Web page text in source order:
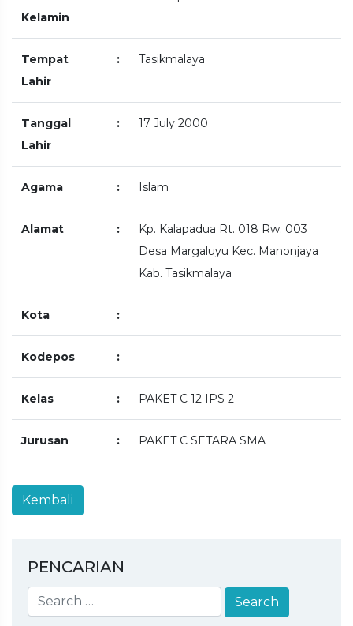
Kelamin
Tempat
Lahir
: Tasikmalaya
Tanggal
Lahir
: 17 July 2000
Agama : Islam
Alamat :
Kp. Kalapadua Rt. 018 Rw. 003
Desa Margaluyu Kec. Manonjaya
Kab. Tasikmalaya
Kota :
Kodepos :
Kelas : PAKET C 12 IPS 2
Jurusan : PAKET C SETARA SMA
PENCARIAN